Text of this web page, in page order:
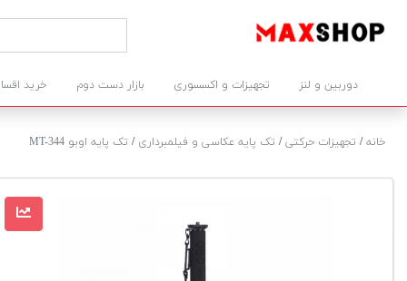
دوربین و لنز تجهیزات و اکسسوری بازار دست دوم خرید
خانه/ تجهیزات حرکتی/ تک پایه عکاسی و فیلمبرداری / تک پایه اوبو MT-344